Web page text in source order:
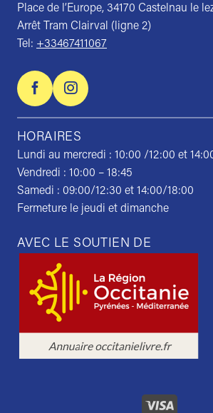
Place de l’Europe, 34170 Castelnau le
Arrêt Tram Clairval (ligne 2)
Tel: +33467411067
HORAIRES
Lundi au mercredi : 10:00 /12:00 et
Vendredi : 10:00 – 18:45
Samedi : 09:00/12:30 et 14:00/18:00
Fermeture le jeudi et dimanche
AVEC LE SOUTIEN DE